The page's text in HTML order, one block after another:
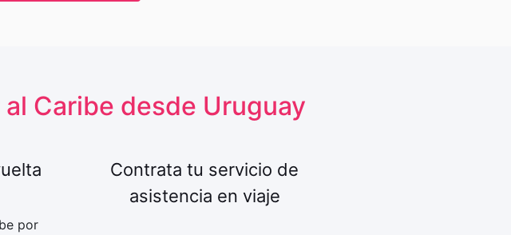
Caribe desde Uruguay
por
Contrata tu servicio de
asistencia en viaje